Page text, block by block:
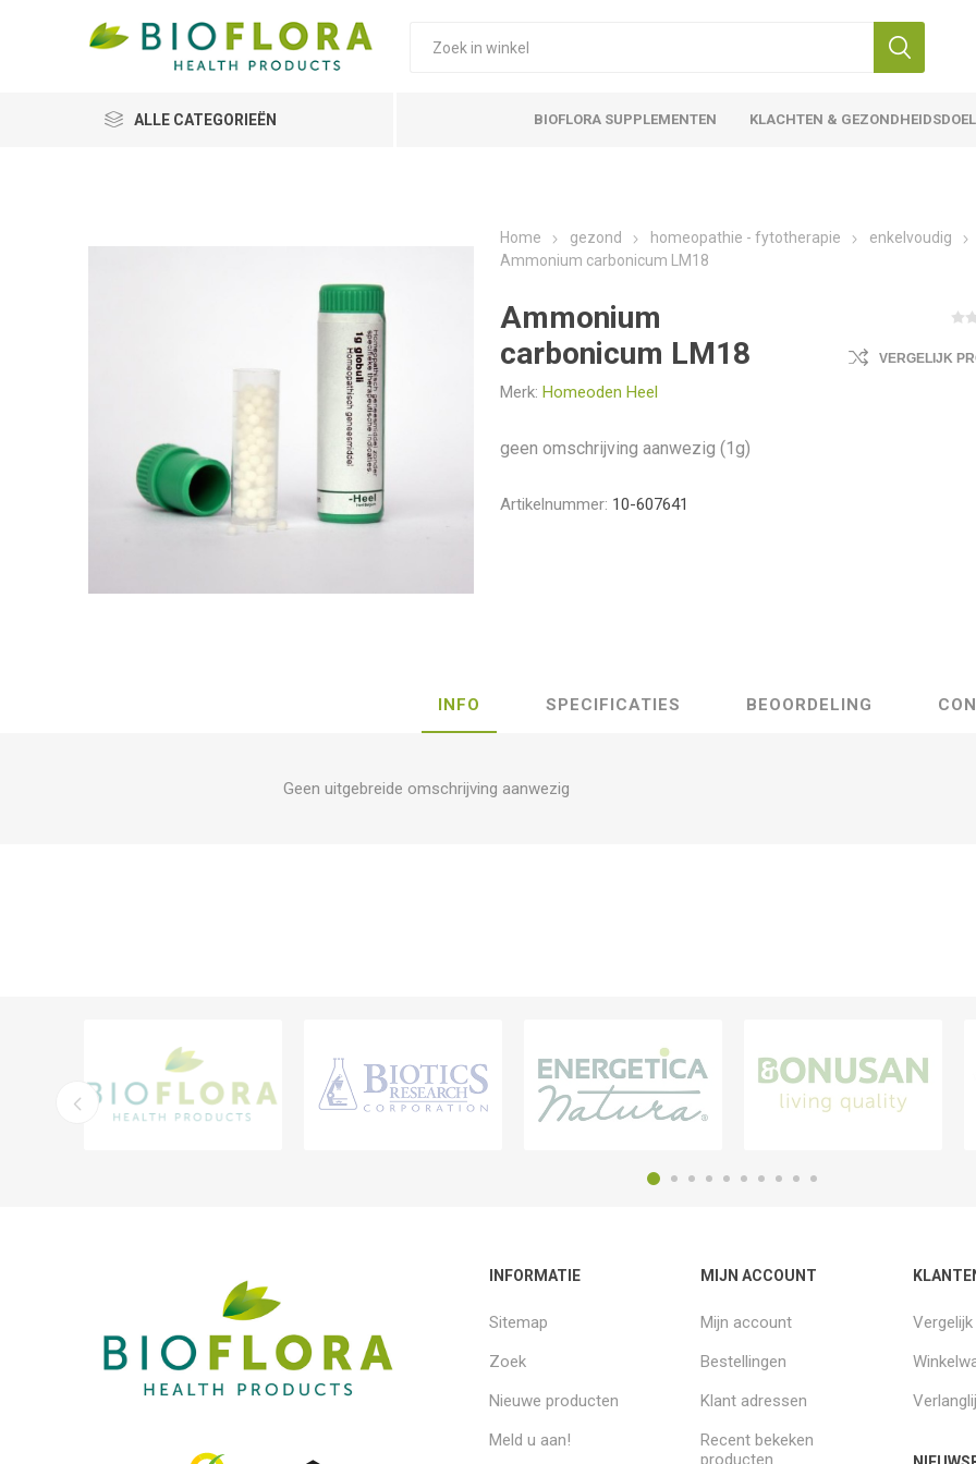
ALLE CATEGORIEËN BIOFLORA SUPPLEMENTEN KLACHTEN &
Home gezond homeopathie - fytotherapie
enkelvoudig
Ammonium carbonicum LM18
Ammonium
carbonicum LM18
Merk: Homeoden Heel
VERGELIJK
geen omschrijving aanwezig (1g)
Artikelnummer: 10-607641
INFO SPECIFICATIES BEOORDELING
Geen uitgebreide omschrijving aanwezig
INFORMATIE
Sitemap
Zoek
Nieuwe producten
Meld u aan!
MIJN ACCOUNT
Mijn account
Bestellingen
Klant adressen
Recent bekeken
producten